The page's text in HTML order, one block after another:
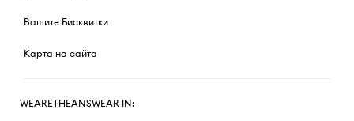
Вашите Бисквитки
Карта на сайта
WEARETHEANSWEAR IN: